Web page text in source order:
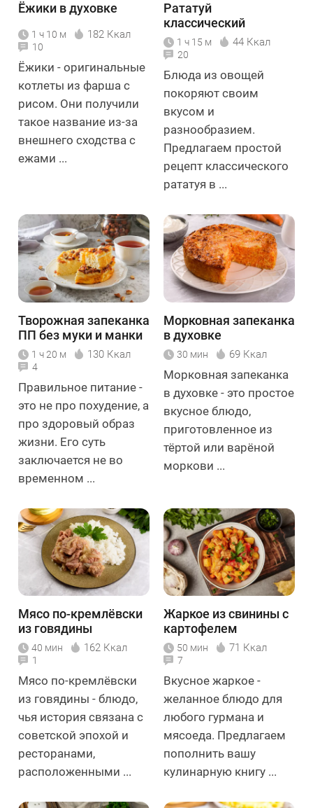
Ёжики в духовке
1 ч 10 м 182 Ккал
10
Ёжики - оригинальные
котлеты из фарша с
рисом. Они получили
такое название из-за
внешнего сходства с
ежами ...
Рататуй
классический
1 ч 15 м 44 Ккал
20
Блюда из овощей
покоряют своим
вкусом и
разнообразием.
Предлагаем простой
рецепт классического
рататуя в ...
Творожная запеканка
ПП без муки и манки
1 ч 20 м 130 Ккал
4
Правильное питание -
это не про похудение, а
про здоровый образ
жизни. Его суть
заключается не во
временном ...
Морковная запеканка
в духовке
30 мин 69 Ккал
Морковная запеканка
в духовке - это простое
вкусное блюдо,
приготовленное из
тёртой или варёной
моркови ...
Мясо по-кремлёвски
из говядины
40 мин 162 Ккал
1
Мясо по-кремлёвски
из говядины - блюдо,
чья история связана с
советской эпохой и
ресторанами,
расположенными ...
Жаркое из свинины с
картофелем
50 мин 71 Ккал
7
Вкусное жаркое -
желанное блюдо для
любого гурмана и
мясоеда. Предлагаем
пополнить вашу
кулинарную книгу ...